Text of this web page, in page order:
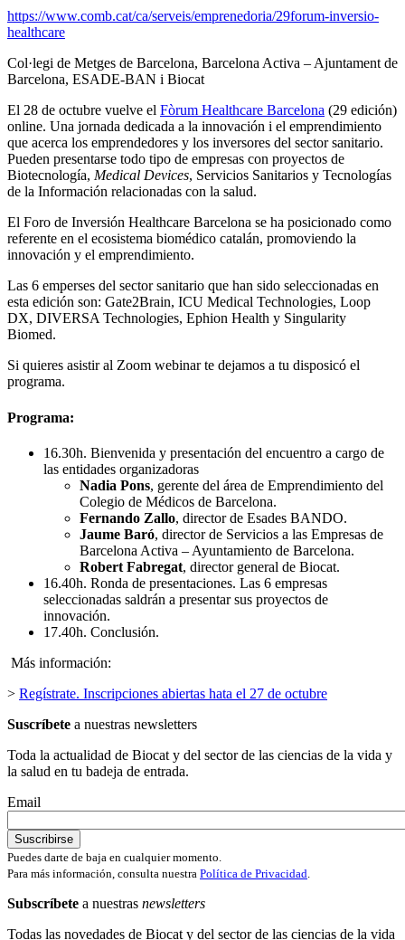
https://www.comb.cat/ca/serveis/emprenedoria/29forum-inversio-
healthcare
Col·legi de Metges de Barcelona, Barcelona Activa – Ajuntament de
Barcelona, ESADE-BAN i Biocat
El 28 de octubre vuelve el Fòrum Healthcare Barcelona (29 edición)
online. Una jornada dedicada a la innovación i el emprendimiento
que acerca los emprendedores y los inversores del sector sanitario.
Pueden presentarse todo tipo de empresas con proyectos de
Biotecnología, Medical Devices, Servicios Sanitarios y Tecnologías
de la Información relacionadas con la salud.
El Foro de Inversión Healthcare Barcelona se ha posicionado como
referente en el ecosistema biomédico catalán, promoviendo la
innovación y el emprendimiento.
Las 6 emperses del sector sanitario que han sido seleccionadas en
esta edición son: Gate2Brain, ICU Medical Technologies, Loop
DX, DIVERSA Technologies, Ephion Health y Singularity
Biomed.
Si quieres asistir al Zoom webinar te dejamos a tu disposicó el
programa.
Programa:
16.30h. Bienvenida y presentación del encuentro a cargo de
las entidades organizadoras
Nadia Pons, gerente del área de Emprendimiento del
Colegio de Médicos de Barcelona.
Fernando Zallo, director de Esades BANDO.
Jaume Baró, director de Servicios a las Empresas de
Barcelona Activa – Ayuntamiento de Barcelona.
Robert Fabregat, director general de Biocat.
16.40h. Ronda de presentaciones. Las 6 empresas
seleccionadas saldrán a presentar sus proyectos de
innovación.
17.40h. Conclusión.
Más información:
> Regístrate. Inscripciones abiertas hata el 27 de octubre
Suscríbete a nuestras newsletters
Toda la actualidad de Biocat y del sector de las ciencias de la vida y
la salud en tu badeja de entrada.
Email
Puedes darte de baja en cualquier momento.
Para más información, consulta nuestra Política de Privacidad
Subscríbete a nuestras newsletters
Todas las novedades de Biocat y del sector de las ciencias de la vida